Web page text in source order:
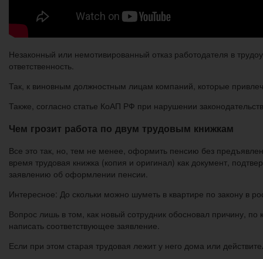
Незаконный или немотивированный отказ работодателя в
ответственность.
Так, к виновным должностным лицам компаний, которые
Также, согласно статье КоАП РФ при нарушении
Чем грозит работа по двум трудовым книжкам
Все это так, но, тем не менее, оформить пенсию без
время трудовая книжка (копия и оригинал) как документ,
заявлению об оформлении пенсии.
Интересное: До скольки можно шуметь в квартире по закону в
Вопрос лишь в том, как новый сотрудник обосновал причину,
написать соответствующее заявление.
Если при этом старая трудовая лежит у него дома или